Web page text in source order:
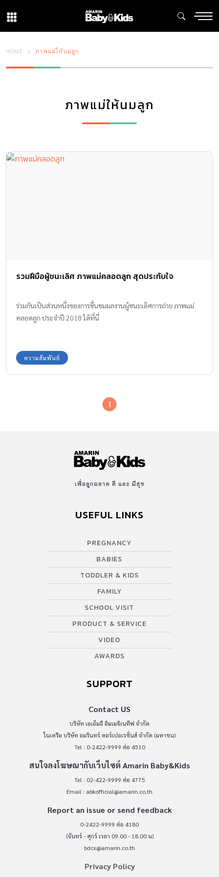
HOME ภาพแม่ให้นมลูก
ภาพแม่ให้นมลูก
รวมฝีมือผู้ชนะเลิศ ภาพแม่คลอดลูก สุดประทับใจ
ร่วมกันเป็นส่วนหนึ่งของการชื่นชมผลงานผู้ชนะเลิศการถ่าย ภาพแม่
คลอดลูก ประจำปี 2018 ได้ที่นี่
ความสัมพันธ์
1
เพื่อลูกฉลาด ดี และ มีสุข
USEFUL LINKS
PREGNANCY
BABIES
TODDLER & KIDS
FAMILY
SCHOOL VISIT
PRODUCT & SERVICE
VIDEO
AWARDS
SUPPORT
Contact US
บริษัท เอเอ็มอี อิมเมจิเนทีฟ จำกัด
ในเครือ บริษัท อมรินทร์ คอร์เปอเรชั่นส์ จำกัด (มหาชน)
Tel : 0-2422-9999 ต่อ 4510
สนใจลงโฆษณากับเว็บไซต์ Amarin Baby&Kids
Tel : 02-422-9999 ต่อ 4775
Email : abkofficial@amarin.co.th
Report an issue or send feedback
0-2422-9999 ต่อ 4180
(จันทร์ - ศุกร์ เวลา 09.00 - 18.00 น)
bdcx@amarin.co.th
Privacy Policy